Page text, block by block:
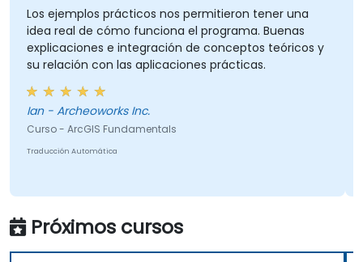
para teledetección.
• Integrar flujos de trabajo eficientes para
análisis espacial y manejo de datos
geográficos.
Los ejemplos prácticos nos permitieron tener una
idea real de cómo funciona el programa. Buenas
explicaciones e integración de conceptos teóricos y
su relación con las aplicaciones prácticas.
Ian - Archeoworks Inc.
Curso - ArcGIS Fundamentals
Traducción Automática
Próximos cursos